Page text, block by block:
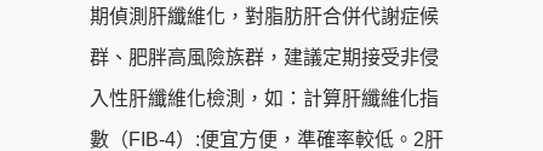
期偵測肝纖維化，對脂肪肝合併代謝症候
群、肥胖高風險族群，建議定期接受非侵
入性肝纖維化檢測，如：計算肝纖維化指
數（FIB-4）:便宜方便，準確率較低。2肝